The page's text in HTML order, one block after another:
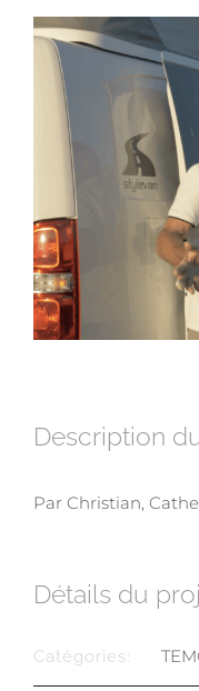
View
Larger
Image
Description
Par Christian,
Détails du
Catégories: